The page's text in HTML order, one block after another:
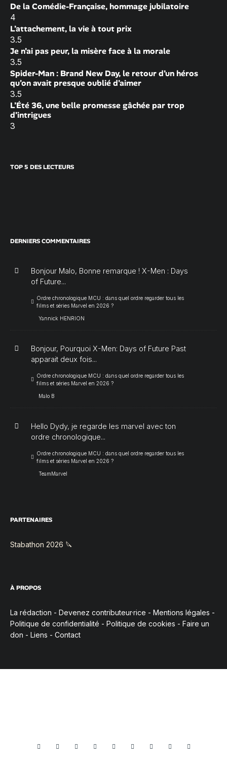
De la Comédie-Française, hommage jubilatoire
4
L’attachement, la vie à tout prix
3.5
Je n’ai pas peur, la misère face à la morale
3.5
Spider-Man : Brand New Day, le retour d’un héros
qu’on avait presque oublié d’aimer
3.5
L’Été 36, une belle promesse gâchée par trop
d’intrigues
3
TOP 5 DES LECTEURS
DERNIERS COMMENTAIRES
Bonjour Malo, Bonne remarque ! X-Men : Days
of Future...
Ordre chronologique MCU : dans quel ordre regarder tous les
films et séries Marvel en 2026 ?
Yannick HENRION
Bonjour, Pourquoi X-Men: Days of Future Past
apparait deux fois...
Ordre chronologique MCU : dans quel ordre regarder tous les
films et séries Marvel en 2026 ?
Malo B
Hello Dydy, je regarde les marvel avec ton
ordre chronologique...
Ordre chronologique MCU : dans quel ordre regarder tous les
films et séries Marvel en 2026 ?
TeamMarvel
PARTENAIRES
Stabathon 2026 🔪
À PROPOS
La rédaction - Devenez contributeur·rice - Mentions légales -
Politique de confidentialité - Politique de cookies - Faire un
don - Liens - Contact